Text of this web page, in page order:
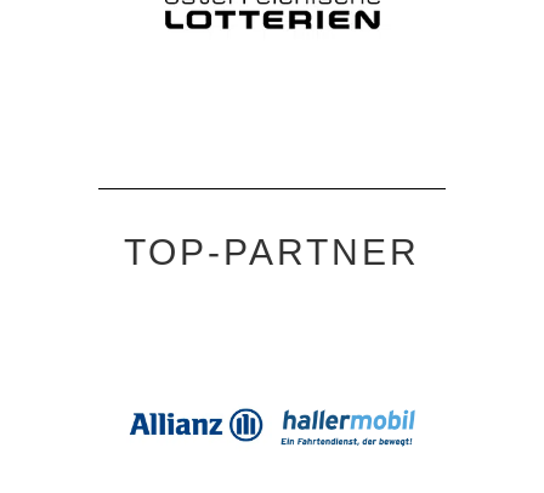
TOP-PARTNER